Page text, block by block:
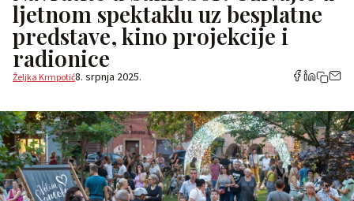
ljetnom spektaklu uz besplatne
predstave, kino projekcije i
radionice
Željka Krmpotić8. srpnja 2025.